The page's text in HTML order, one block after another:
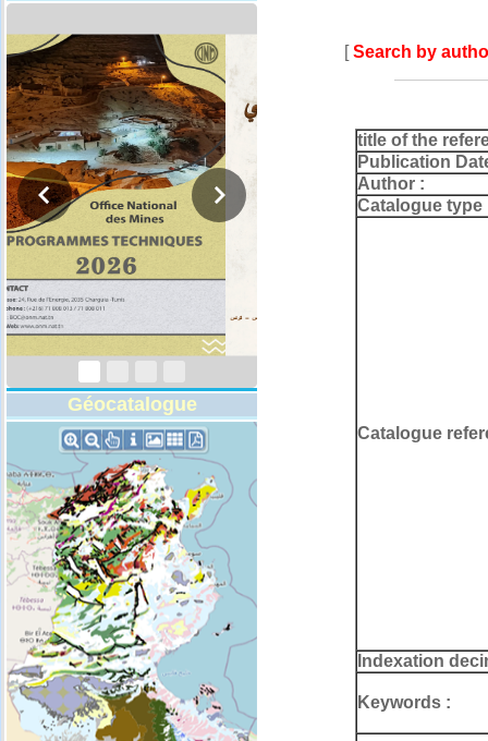
Géocatalogue
[Search by
title of the
Publication
Author :
Catalogue type
Catalogue
Indexation
Keywords :